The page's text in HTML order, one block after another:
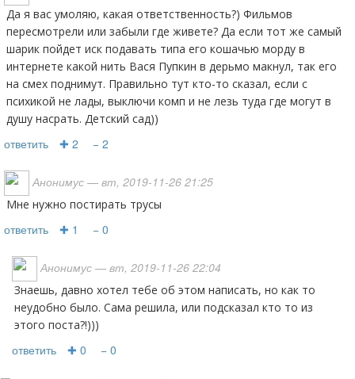
Да я вас умоляю, какая ответственность?) Фильмов
пересмотрели или забыли где живете? Да если тот же самый
шарик пойдет иск подавать типа его кошачью морду в
интернете какой нить Вася Пупкин в дерьмо макнул, так его
на смех поднимут. Правильно тут кто-то сказал, если с
психикой не лады, выключи комп и не лезь туда где могут в
душу насрать. Детский сад))
ответить ✚ 2 − 2
Анонимус — вт, 2019-11-26 21:25
Мне нужно постирать трусы
ответить ✚ 1 − 0
Анонимус — вт, 2019-11-26 22:04
Знаешь, давно хотел тебе об этом написать, но как то
неудобно было. Сама решила, или подсказал кто то из
этого поста?!)))
ответить ✚ 0 − 0